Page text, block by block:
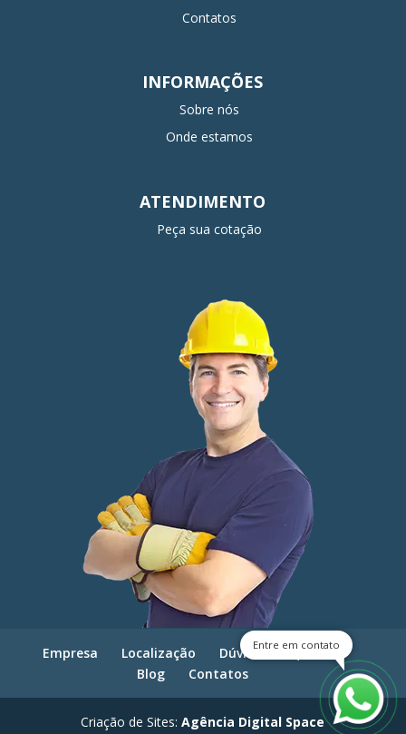
Contatos
INFORMAÇÕES
Sobre nós
Onde estamos
ATENDIMENTO
Peça sua cotação
Empresa Localização
Dúvidas frequentes
Blog
Contatos
Criação de Sites:Agência Digital Space
Entre em contato